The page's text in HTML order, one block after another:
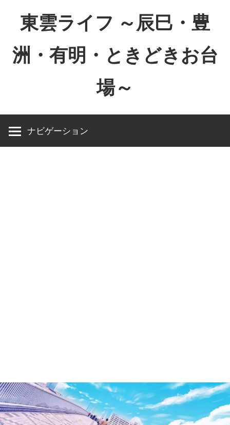
東雲ライフ ～辰巳・豊
洲・有明・ときどきお台
場～
ラ
～
ナビゲーション